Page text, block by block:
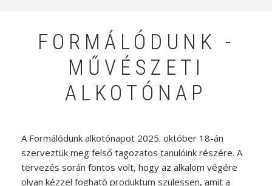
FORMÁLÓDUNK -
MŰVÉSZETI
ALKOTÓNAP
A Formálódunk alkotónapot 2025. október 18-án
szerveztük meg felső tagozatos tanulóink részére. A
tervezés során fontos volt, hogy az alkalom végére
olyan kézzel fogható produktum szülessen, amit a